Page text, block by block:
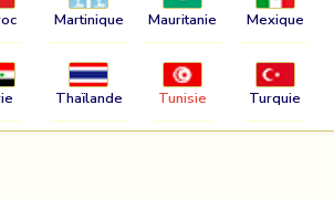
Martinique Mauritanie Mexique
Thaïlande Tunisie Turquie